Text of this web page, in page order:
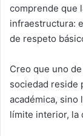
comprende que
infraestructura:
de respeto
Creo que uno
sociedad reside
académica, sino
límite interior, la